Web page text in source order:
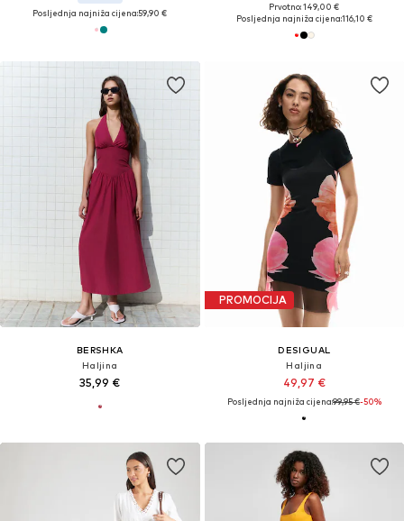
Posljednja najniža cijena:59,90 €
Prvotno: 149,00 €
Posljednja najniža cijena:116,10 €
BERSHKA
Haljina
35,99 €
PROMOCIJA
DESIGUAL
Haljina
49,97 €
Posljednja najniža cijena:99,95 €-50%